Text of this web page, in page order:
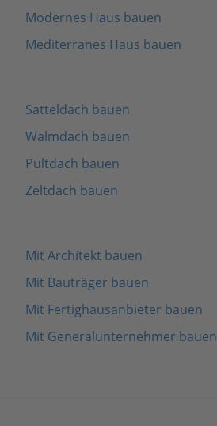
Modernes Haus bauen
Mediterranes Haus bauen
Satteldach bauen
Walmdach bauen
Pultdach bauen
Zeltdach bauen
Mit Architekt bauen
Mit Bauträger bauen
Mit Fertighausanbieter bauen
Mit Generalunternehmer bauen